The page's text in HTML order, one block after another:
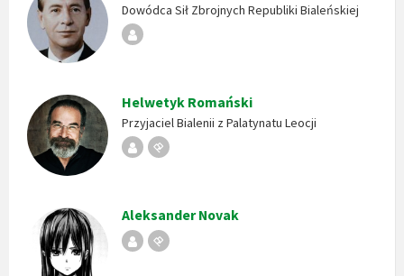
Dowódca Sił Zbrojnych Republiki Bialeńskiej
Republika
Helwetyk Romański
Przyjaciel Bialenii z Palatynatu Leocji
RepublikaStempel
Aleksander Novak
RepublikaStempel